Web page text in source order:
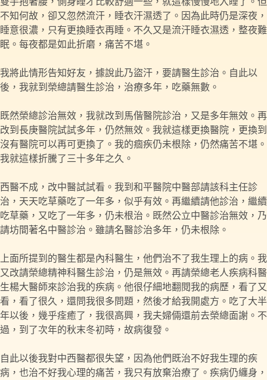
不知何故，卻又忽然流汗，睡衣汗濕透了。因為此時仍是深夜，
睡意很濃，只有更換睡衣再睡。不久又是流汗睡衣濕透，整夜難
眠。每夜都是如此折磨，痛苦不堪。
我將此情形告知好友，據說此乃盜汗，要請醫生診治。自此以
後，我就到榮總請醫生診治，治療多年，吃藥無數。
既然榮總診治無效，我就改到馬偕醫院診治，又是多年無效。再
改到長庚醫院試試多年，仍然無效。我就這樣更換醫院，更換到
沒有醫院可以再可更換了。我的痼疾仍未根除，仍然痛苦不堪。
我就這樣折騰了三十多年之久。
西醫不成，改中醫試試看。我到和平醫院中醫部請該科主任診
治，天天吃草藥吃了一年多，似乎有效。再繼續請他診治，繼續
吃草藥，又吃了一年多，仍未根治。既然公立中醫診治無效，乃
請坊間著名中醫診治。雖請名醫診治多年，仍未根除。
上面所提到的醫生都是內科醫生，他們治不了我生理上的病。我
又改請榮總精神科醫生診治，仍是無效。再請榮總老人疾病科醫
生楊大醫師來診治我的疾病。他很仔細地翻閱我的病歷，看了又
看，看了很久，還問我很多問題，然後才給我開處方。吃了大半
年以後，幾乎痊癒了，我很高興，我夫婦倆還前去榮總面謝。不
過，到了次年的秋末冬初時，故病復發。
自此以後我對中西醫都很失望，因為他們既治不好我生理的疾
病，也治不好我心理的痛苦，我只有放棄治療了。疾病仍纏身，